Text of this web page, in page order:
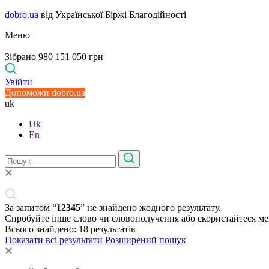
dobro.ua від Української Біржі Благодійності
Меню
Зібрано 980 151 050 грн
Увійти
Допоможи dobro.ua
uk
Uk
En
За запитом “12345” не знайдено жодного результату.
Спробуйте інше слово чи словополучення або скористайтеся
Всього знайдено: 18 результатів
Показати всі результати Розширений пошук